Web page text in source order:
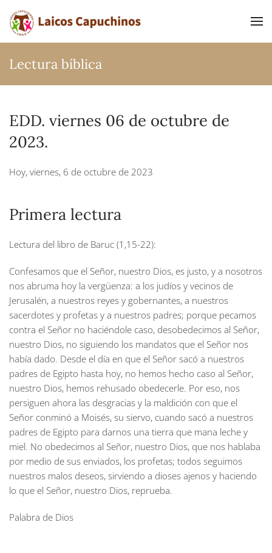
Ir al contenido principal
Lectura bíblica
EDD. viernes 06 de octubre de
2023.
Hoy, viernes, 6 de octubre de 2023
Primera lectura
Lectura del libro de Baruc (1,15-22):
Confesamos que el Señor, nuestro Dios, es justo, y a nosotros
nos abruma hoy la vergüenza: a los judíos y vecinos de
Jerusalén, a nuestros reyes y gobernantes, a nuestros
sacerdotes y profetas y a nuestros padres; porque pecamos
contra el Señor no haciéndole caso, desobedecimos al Señor,
nuestro Dios, no siguiendo los mandatos que el Señor nos
había dado. Desde el día en que el Señor sacó a nuestros
padres de Egipto hasta hoy, no hemos hecho caso al Señor,
nuestro Dios, hemos rehusado obedecerle. Por eso, nos
persiguen ahora las desgracias y la maldición con que el
Señor conminó a Moisés, su siervo, cuando sacó a nuestros
padres de Egipto para darnos una tierra que mana leche y
miel. No obedecimos al Señor, nuestro Dios, que nos hablaba
por medio de sus enviados, los profetas; todos seguimos
nuestros malos deseos, sirviendo a dioses ajenos y haciendo
lo que el Señor, nuestro Dios, reprueba.
Palabra de Dios